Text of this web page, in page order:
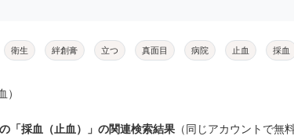
衛生 絆創膏 立つ 真面目 病院 止血 採血
）
「採血（止血）」の関連検索結果 （同じアカウントで無